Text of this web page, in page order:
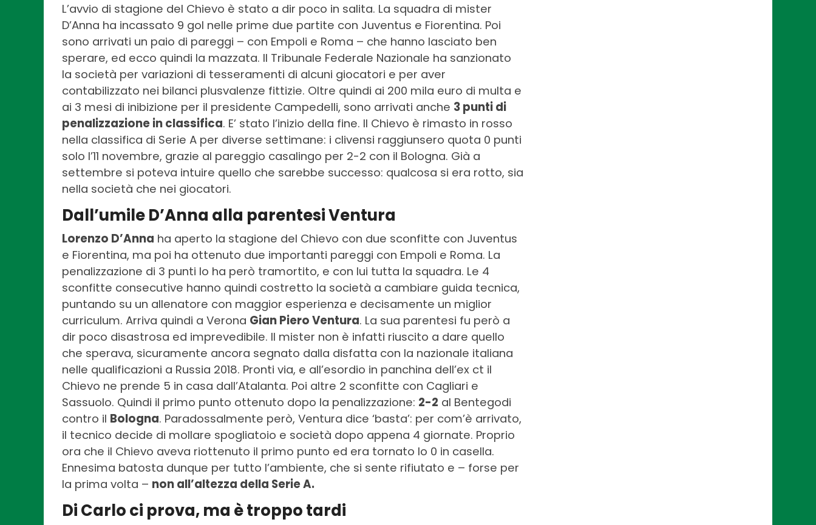
L’avvio di stagione del Chievo è stato a dir poco in salita. La squadra di mister
D’Anna ha incassato 9 gol nelle prime due partite con Juventus e Fiorentina. Poi
sono arrivati un paio di pareggi – con Empoli e Roma – che hanno lasciato ben
sperare, ed ecco quindi la mazzata. Il Tribunale Federale Nazionale ha sanzionato
la società per variazioni di tesseramenti di alcuni giocatori e per aver
contabilizzato nei bilanci plusvalenze fittizie. Oltre quindi ai 200 mila euro di multa e
ai 3 mesi di inibizione per il presidente Campedelli, sono arrivati anche 3 punti di
penalizzazione in classifica. E’ stato l’inizio della fine. Il Chievo è rimasto in rosso
nella classifica di Serie A per diverse settimane: i clivensi raggiunsero quota 0 punti
solo l’11 novembre, grazie al pareggio casalingo per 2-2 con il Bologna. Già a
settembre si poteva intuire quello che sarebbe successo: qualcosa si era rotto, sia
nella società che nei giocatori.
Dall’umile D’Anna alla parentesi Ventura
Lorenzo D’Anna ha aperto la stagione del Chievo con due sconfitte con Juventus
e Fiorentina, ma poi ha ottenuto due importanti pareggi con Empoli e Roma. La
penalizzazione di 3 punti lo ha però tramortito, e con lui tutta la squadra. Le 4
sconfitte consecutive hanno quindi costretto la società a cambiare guida tecnica,
puntando su un allenatore con maggior esperienza e decisamente un miglior
curriculum. Arriva quindi a Verona Gian Piero Ventura. La sua parentesi fu però a
dir poco disastrosa ed imprevedibile. Il mister non è infatti riuscito a dare quello
che sperava, sicuramente ancora segnato dalla disfatta con la nazionale italiana
nelle qualificazioni a Russia 2018. Pronti via, e all’esordio in panchina dell’ex ct il
Chievo ne prende 5 in casa dall’Atalanta. Poi altre 2 sconfitte con Cagliari e
Sassuolo. Quindi il primo punto ottenuto dopo la penalizzazione: 2-2 al Bentegodi
contro il Bologna. Paradossalmente però, Ventura dice ‘basta’: per com’è arrivato,
il tecnico decide di mollare spogliatoio e società dopo appena 4 giornate. Proprio
ora che il Chievo aveva riottenuto il primo punto ed era tornato lo 0 in casella.
Ennesima batosta dunque per tutto l’ambiente, che si sente rifiutato e – forse per
la prima volta – non all’altezza della Serie A.
Di Carlo ci prova, ma è troppo tardi